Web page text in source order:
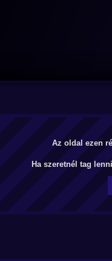
Az oldal ezen
Ha szeretnél tag